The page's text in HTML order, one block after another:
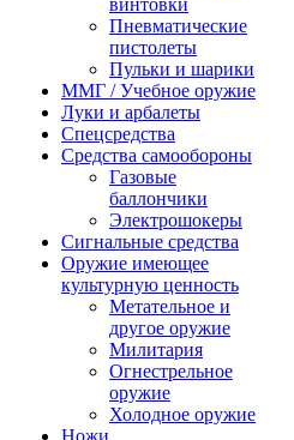
винтовки
Пневматические
пистолеты
Пульки и шарики
ММГ / Учебное оружие
Луки и арбалеты
Спецсредства
Средства самообороны
Газовые
баллончики
Электрошокеры
Сигнальные средства
Оружие имеющее
культурную ценность
Метательное и
другое оружие
Милитария
Огнестрельное
оружие
Холодное оружие
Ножи